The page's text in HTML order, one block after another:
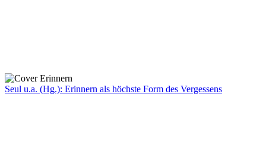
Seul u.a. (Hg.): Erinnern als höchste Form des Vergessens